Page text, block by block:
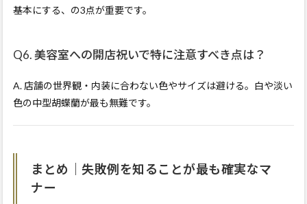
基本にする、の3点が重要です。
Q6. 美容室への開店祝いで特に注意すべき点は？
A. 店舗の世界観・内装に合わない色やサイズは避ける。白や淡い
色の中型胡蝶蘭が最も無難です。
まとめ｜失敗例を知ることが最も確実なマ
ナー